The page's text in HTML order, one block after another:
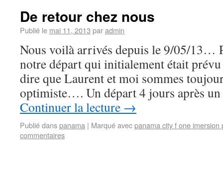
De retour chez nous
Publié le mai 11, 2013 paradmin
Nous voilà arrivés depuis le 9/05/13…
notre départ qui initialement était
dire que Laurent et moi sommes
optimiste…. Un départ 4 jours après
Continuer la lecture →
Publié danspanama | Marqué avecpanama city f one
commentaires